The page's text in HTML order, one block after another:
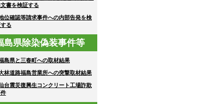
書を検証する
位確認等請求事件への内部告発を検
る
島県除染偽装事件等
島県と三春町への取材結果
林道路福島営業所への突撃取材結果
台震災復興生コンクリート工場詐欺